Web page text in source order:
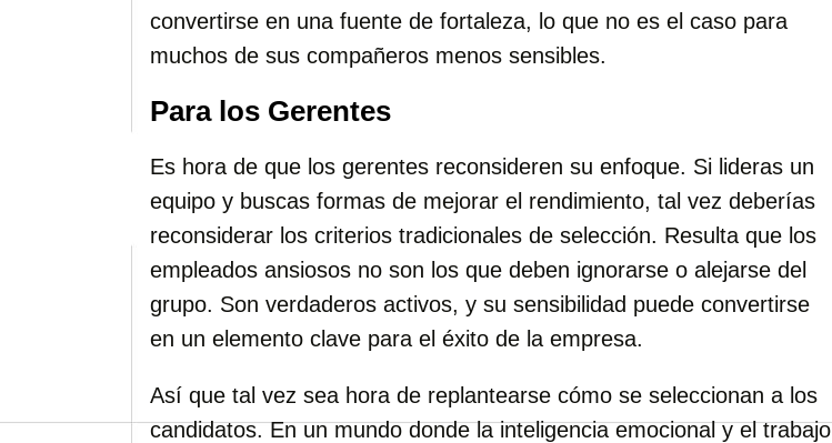
convertirse en una fuente de fortaleza, lo que no es el caso para
muchos de sus compañeros menos sensibles.
Para los Gerentes
Es hora de que los gerentes reconsideren su enfoque. Si lideras un
equipo y buscas formas de mejorar el rendimiento, tal vez deberías
reconsiderar los criterios tradicionales de selección. Resulta que los
empleados ansiosos no son los que deben ignorarse o alejarse del
grupo. Son verdaderos activos, y su sensibilidad puede convertirse
en un elemento clave para el éxito de la empresa.
Así que tal vez sea hora de replantearse cómo se seleccionan a los
candidatos. En un mundo donde la inteligencia emocional y el trabajo